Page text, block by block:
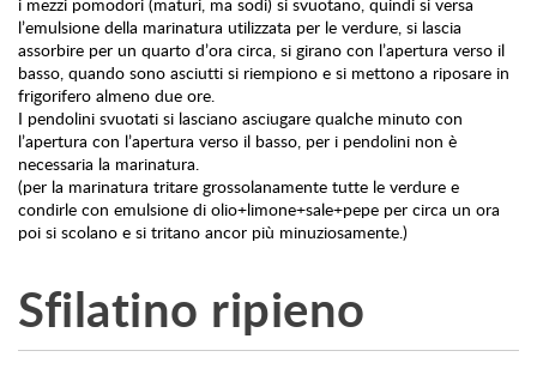
l’emulsione della marinatura utilizzata per le verdure, si lascia
assorbire per un quarto d’ora circa, si girano con l’apertura verso il
basso, quando sono asciutti si riempiono e si mettono a riposare in
frigorifero almeno due ore.
I pendolini svuotati si lasciano asciugare qualche minuto con
l’apertura con l’apertura verso il basso, per i pendolini non è
necessaria la marinatura.
(per la marinatura tritare grossolanamente tutte le verdure e
condirle con emulsione di olio+limone+sale+pepe per circa un ora
poi si scolano e si tritano ancor più minuziosamente.)
Sfilatino ripieno